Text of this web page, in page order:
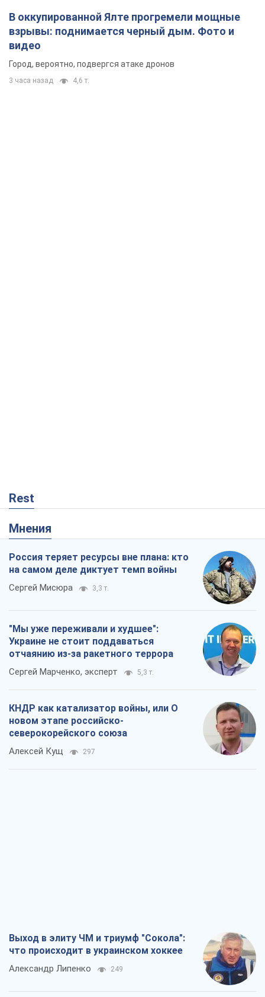
В оккупированной Ялте прогремели мощные
взрывы: поднимается черный дым. Фото и
видео
Город, вероятно, подвергся атаке дронов
3 часа назад 4,6 т.
Rest
Мнения
Россия теряет ресурсы вне плана: кто
на самом деле диктует темп войны
Сергей Мисюра 3,3 т.
"Мы уже переживали и худшее":
Украине не стоит поддаваться
отчаянию из-за ракетного террора
Сергей Марченко, эксперт 5,3 т.
КНДР как катализатор войны, или О
новом этапе российско-
северокорейского союза
Алексей Кущ 297
Выход в элиту ЧМ и триумф "Сокола":
что происходит в украинском хоккее
Александр Липенко 249